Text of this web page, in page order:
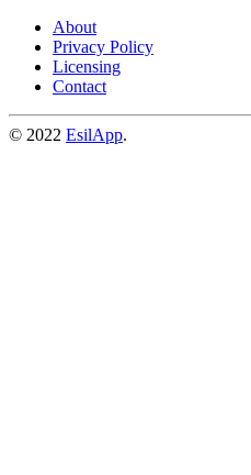
About
Privacy Policy
Licensing
Contact
© 2022 EsilApp.